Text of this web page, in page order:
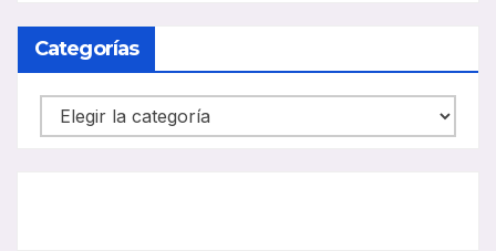
BUS
Categorías
Categorías